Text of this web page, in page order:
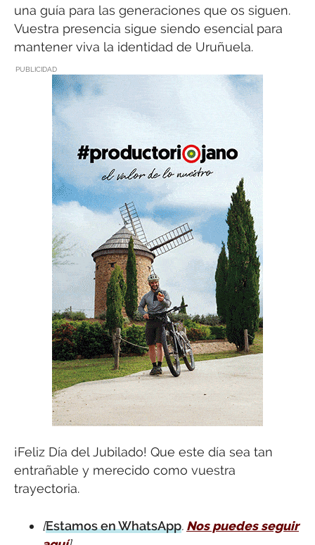
una guía para las generaciones que os siguen.
Vuestra presencia sigue siendo esencial para
mantener viva la identidad de Uruñuela.
PUBLICIDAD
¡Feliz Día del Jubilado! Que este día sea tan
entrañable y merecido como vuestra
trayectoria.
[Estamos en WhatsApp. Nos puedes seguir